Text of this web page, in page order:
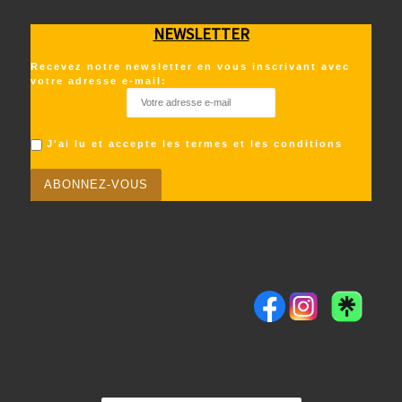
NEWSLETTER
Recevez notre newsletter en vous inscrivant avec
votre adresse e-mail:
J'ai lu et accepte les termes et les conditions